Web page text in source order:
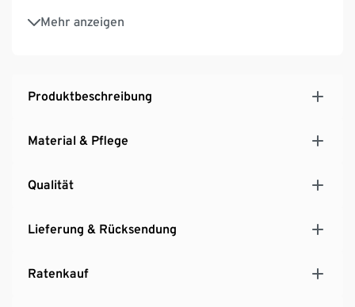
Mehr anzeigen
Rückseite komplett bezogen – frei im Raum stellbar
Mit Holzfüßen
Produktbeschreibung
Material & Pflege
Qualität
Lieferung & Rücksendung
Ratenkauf